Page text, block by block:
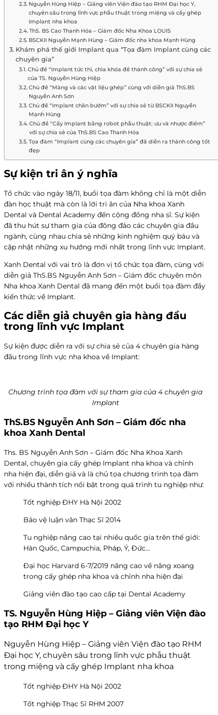
Nguyễn Hùng Hiệp – Giảng viên Viện đào tạo RHM Đại học Y,
chuyên sâu trong lĩnh vực phẫu thuật trong miệng và cấy ghép
Implant nha khoa
ThS. BS Cao Thanh Hóa – Giám đốc Nha Khoa LOUIS
BSCKII Nguyễn Mạnh Hùng – Giám đốc nha khoa Mạnh Hùng
Khám phá thế giới Implant qua “Tọa đàm Implant cùng các
chuyên gia”
Chủ đề “Implant tức thì, chìa khóa để thành công” với sự chia sẻ
của TS. Nguyễn Hùng Hiệp
Chủ đề “Màng và các vật liệu ghép” cùng với diễn giả ThS.BS
Nguyễn Anh Sơn
Chủ đề “Implant chân bướm” với sự chia sẻ từ BSCKII Nguyễn
Mạnh Hùng
Chủ đề “Cấy Implant bằng robot phẫu thuật: ưu và nhược điểm”
với sự chia sẻ của ThS.BS Cao Thanh Hóa
Tọa đàm “Implant cùng các chuyên gia” đã diễn ra thành công tốt
đẹp
Sự kiện tri ân ý nghĩa
Tổ chức vào ngày 18/11, buổi tọa đàm không chỉ là một diễn
đàn học thuật mà còn là lời tri ân của Nha khoa Xanh
Dental và Dental Academy đến cộng đồng nha sĩ. Sự kiện
đã thu hút sự tham gia của đông đảo các chuyên gia đầu
ngành, cùng nhau chia sẻ những kinh nghiệm quý báu và
cập nhật những xu hướng mới nhất trong lĩnh vực Implant.
Xanh Dental với vai trò là đơn vị tổ chức tọa đàm, cùng với
diễn giả ThS.BS Nguyễn Anh Sơn – Giám đốc chuyên môn
Nha khoa Xanh Dental đã mang đến một buổi tọa đàm đầy
kiến thức về Implant.
Các diễn giả chuyên gia hàng đầu
trong lĩnh vực Implant
Sự kiện được diễn ra với sự chia sẻ của 4 chuyên gia hàng
đầu trong lĩnh vực nha khoa về Implant:
Chương trình tọa đàm với sự tham gia của 4 chuyên gia
Implant
ThS.BS Nguyễn Anh Sơn – Giám đốc nha
khoa Xanh Dental
Ths. BS Nguyễn Anh Sơn – Giám đốc Nha Khoa Xanh
Dental, chuyên gia cấy ghép Implant nha khoa và chỉnh
nha hiện đại, diễn giả và là chủ tọa chương trình tọa đàm
với nhiều thành tích nổi bật trong quá trình tu nghiệp như:
Tốt nghiệp ĐHY Hà Nội 2002
Bảo vệ luận văn Thạc Sĩ 2014
Tu nghiệp nâng cao tại nhiều quốc gia trên thế giới:
Hàn Quốc, Campuchia, Pháp, Ý, Đức…
Đại học Harvard 6-7/2019 nâng cao về nâng xoang
trong cấy ghép nha khoa và chỉnh nha hiện đại
Giảng viên đào tạo cao cấp tại Dental Academy
TS. Nguyễn Hùng Hiệp – Giảng viên Viện đào
tạo RHM Đại học Y
Nguyễn Hùng Hiệp – Giảng viên Viện đào tạo RHM
Đại học Y, chuyên sâu trong lĩnh vực phẫu thuật
trong miệng và cấy ghép Implant nha khoa
Tốt nghiệp ĐHY Hà Nội 2002
Tốt nghiệp Thạc Sĩ RHM 2007